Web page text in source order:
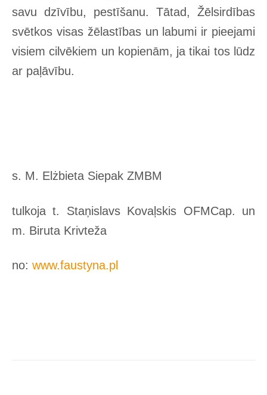
savu dzīvību, pestīšanu. Tātad, Žēlsirdības
svētkos visas žēlastības un labumi ir pieejami
visiem cilvēkiem un kopienām, ja tikai tos lūdz
ar paļāvību.
s. M. Elżbieta Siepak ZMBM
tulkoja t. Staņislavs Kovaļskis OFMCap. un
m. Biruta Krivteža
no: www.faustyna.pl